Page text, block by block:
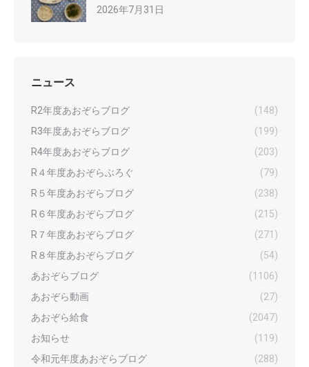
2026年7月31日
ニュース
R2年度あおぞらブログ
(148)
R3年度あおぞらブログ
(199)
R4年度あおぞらブログ
(203)
R４年度あおぞらぶろぐ
(79)
R５年度あおぞらブログ
(238)
R６年度あおぞらブログ
(215)
R７年度あおぞらブログ
(271)
R８年度あおぞらブログ
(54)
あおぞらブログ
(1106)
あおぞら動画
(27)
あおぞら給食
(2047)
お知らせ
(119)
令和元年度あおぞらブログ
(288)